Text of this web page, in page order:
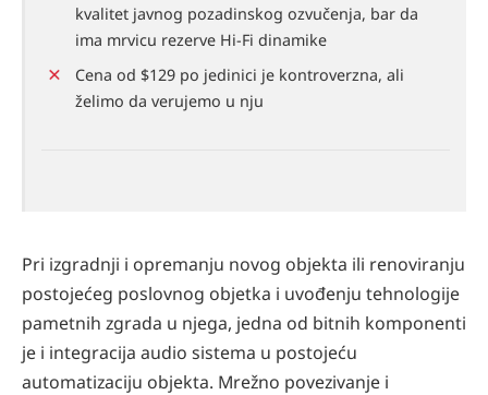
kvalitet javnog pozadinskog ozvučenja, bar da
ima mrvicu rezerve Hi-Fi dinamike
Cena od $129 po jedinici je kontroverzna, ali
želimo da verujemo u nju
Pri izgradnji i opremanju novog objekta ili renoviranju
postojećeg poslovnog objetka i uvođenju tehnologije
pametnih zgrada u njega, jedna od bitnih komponenti
je i integracija audio sistema u postojeću
automatizaciju objekta. Mrežno povezivanje i